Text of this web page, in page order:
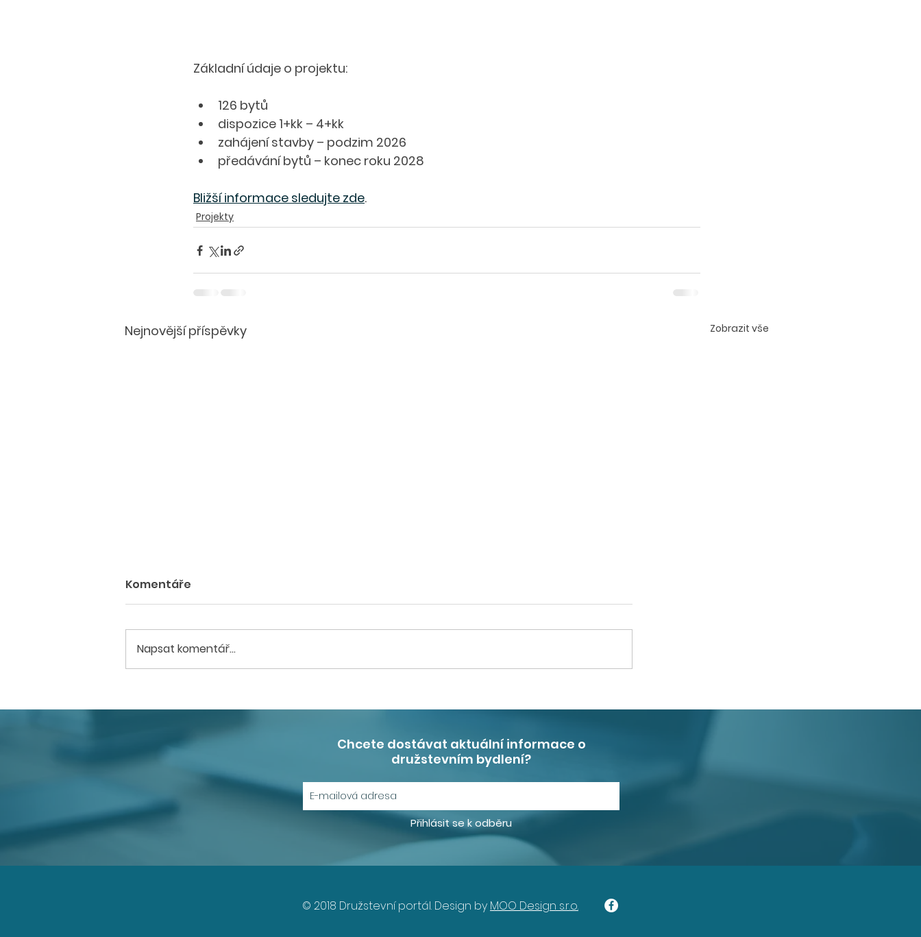
Základní údaje o projektu:
126 bytů
dispozice 1+kk – 4+kk
zahájení stavby – podzim 2026
předávání bytů – konec roku 2028
Bližší informace sledujte zde.
Projekty
Nejnovější příspěvky Zobrazit vše
stávají srdcem nových
družstevního bydlení
stále atraktivnější
Komentáře
Napsat komentář...
Chcete dostávat aktuální informace o
družstevním bydlení?
Přihlásit se k odběru
© 2018 Družstevní portál. Design by MOO Design s.r.o.